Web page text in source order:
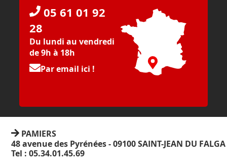
05 61 01 92
28
Du lundi au vendredi
de 9h à 18h
Par email ici !
PAMIERS
48 avenue des Pyrénées - 09100 SAINT-JEAN DU FALGA
Tel : 05.34.01.45.69